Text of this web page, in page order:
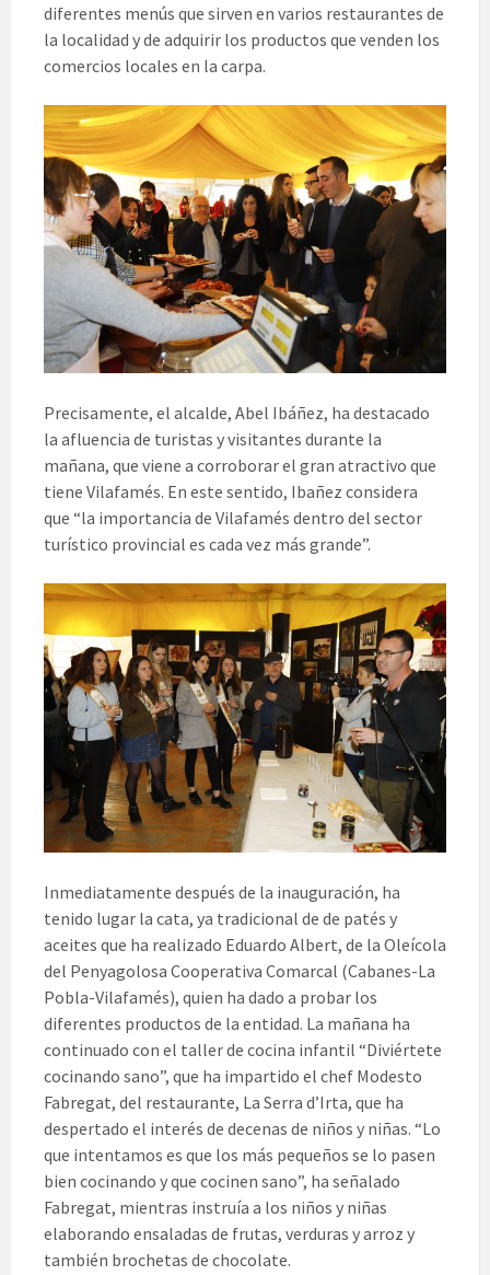
diferentes menús que sirven en varios restaurantes de
la localidad y de adquirir los productos que venden los
comercios locales en la carpa.
Precisamente, el alcalde, Abel Ibáñez, ha destacado
la afluencia de turistas y visitantes durante la
mañana, que viene a corroborar el gran atractivo que
tiene Vilafamés. En este sentido, Ibañez considera
que “la importancia de Vilafamés dentro del sector
turístico provincial es cada vez más grande”.
Inmediatamente después de la inauguración, ha
tenido lugar la cata, ya tradicional de de patés y
aceites que ha realizado Eduardo Albert, de la Oleícola
del Penyagolosa Cooperativa Comarcal (Cabanes-La
Pobla-Vilafamés), quien ha dado a probar los
diferentes productos de la entidad. La mañana ha
continuado con el taller de cocina infantil “Diviértete
cocinando sano”, que ha impartido el chef Modesto
Fabregat, del restaurante, La Serra d’Irta, que ha
despertado el interés de decenas de niños y niñas. “Lo
que intentamos es que los más pequeños se lo pasen
bien cocinando y que cocinen sano”, ha señalado
Fabregat, mientras instruía a los niños y niñas
elaborando ensaladas de frutas, verduras y arroz y
también brochetas de chocolate.